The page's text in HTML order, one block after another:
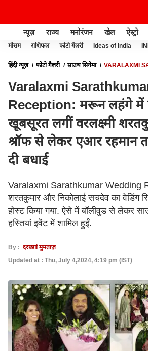
न्यूज़ राज्य मनोरंजन खेल ऐस्ट्रो
मौसम राशिफल फोटो गैलरी Ideas of India
हिंदी न्यूज़ फोटो गैलरी साउथ सिनेमा
VARALAXMI
एआर रहमान तक ने पहुंचकर दी बधाई
Varalaxmi
Reception: मरून लहंगे में
खूबसूरत लगीं वरलक्ष्मी
श्रॉफ से लेकर एआर रहमान
दी बधाई
Varalaxmi Sarathkumar Wedding
शरतकुमार और निकोलाई सचदेव का वेडिंग
होस्ट किया गया. ऐसे में बॉलीवुड से लेकर
हस्तियां इवेंट में शामिल हुईं.
By : दरख्शां मुमताज़
Updated at : Thu, July 4,2024, 4:19 pm (IST)